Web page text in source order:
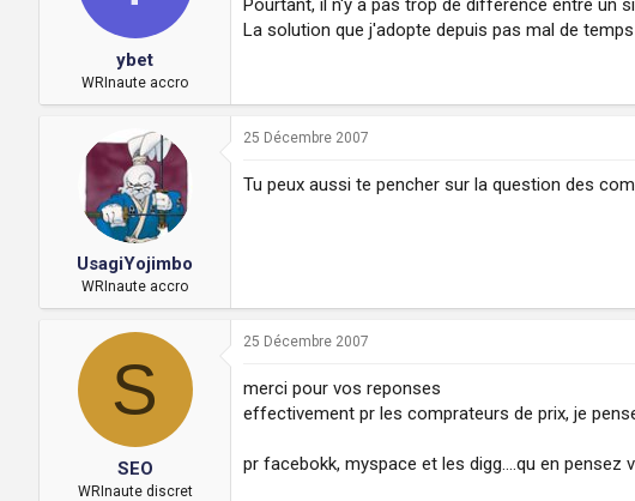
ybet
WRInaute accro
Pourtant, il n'y a pas trop de différence entre un
La solution que j'adopte depuis pas mal de
UsagiYojimbo
WRInaute accro
25 Décembre 2007
Tu peux aussi te pencher sur la question des
S
SEO
WRInaute discret
25 Décembre 2007
merci pour vos reponses
effectivement pr les comprateurs de prix, je
pr facebokk, myspace et les digg....qu en pensez